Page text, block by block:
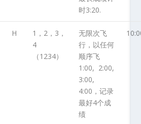
时3:20.
H
1，2，3，
4
（1234）
无限次飞
行，以任何
顺序飞
1:00, 2:00,
3:00,
4:00，记录
最好4个成
绩